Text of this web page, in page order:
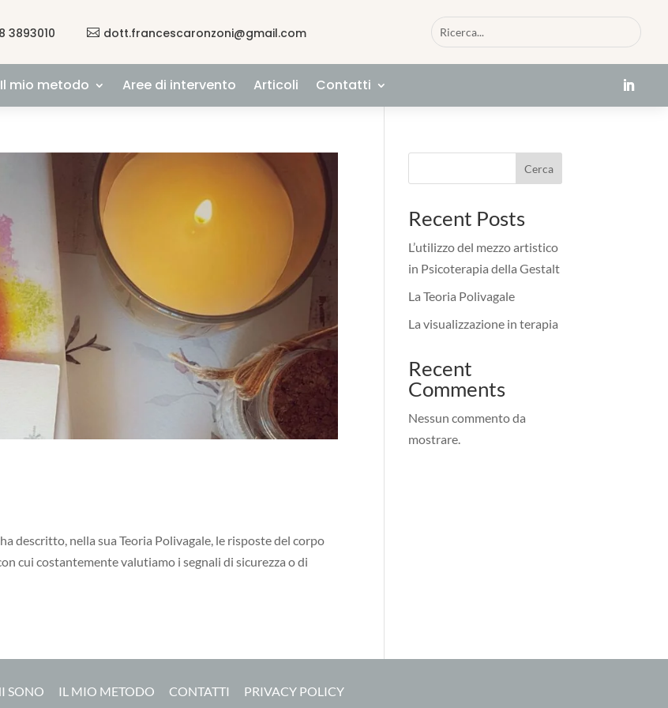
3893010  dott.francescaronzoni@gmail.com
Il mio metodo Aree di intervento Articoli Contatti
descritto, nella sua Teoria Polivagale, le risposte del corpo
cui costantemente valutiamo i segnali di sicurezza o di
Cerca
Recent Posts
L’utilizzo del mezzo artistico
in Psicoterapia della Gestalt
La Teoria Polivagale
La visualizzazione in terapia
Recent
Comments
Nessun commento da
mostrare.
SONO IL MIO METODO CONTATTI PRIVACY POLICY